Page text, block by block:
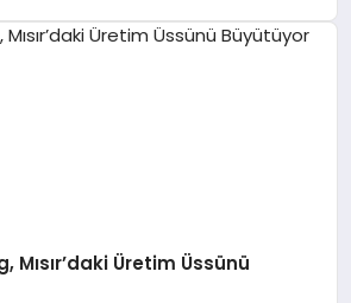
Mısır’daki Üretim Üssünü